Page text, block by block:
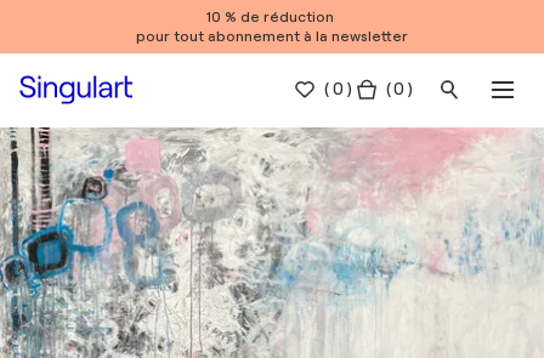
10 % de réduction
pour tout abonnement à la newsletter
(0 ) ( 0 )